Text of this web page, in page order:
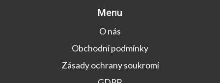
Menu
O nás
Obchodní podmínky
Zásady ochrany soukromí